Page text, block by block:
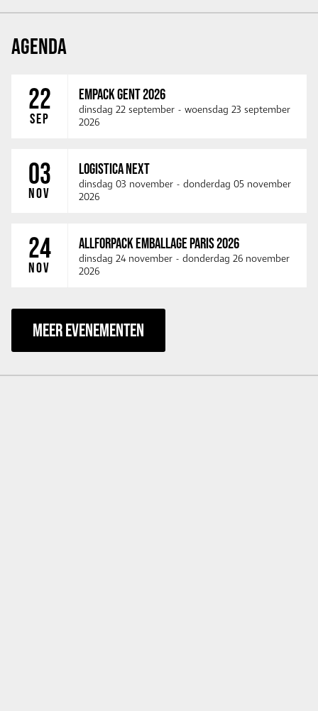
AGENDA
22
SEP
EMPACK GENT 2026
dinsdag 22 september - woensdag 23 september
2026
03
NOV
LOGISTICA NEXT
dinsdag 03 november - donderdag 05 november
2026
24
NOV
ALLFORPACK EMBALLAGE PARIS 2026
dinsdag 24 november - donderdag 26 november
2026
MEER EVENEMENTEN